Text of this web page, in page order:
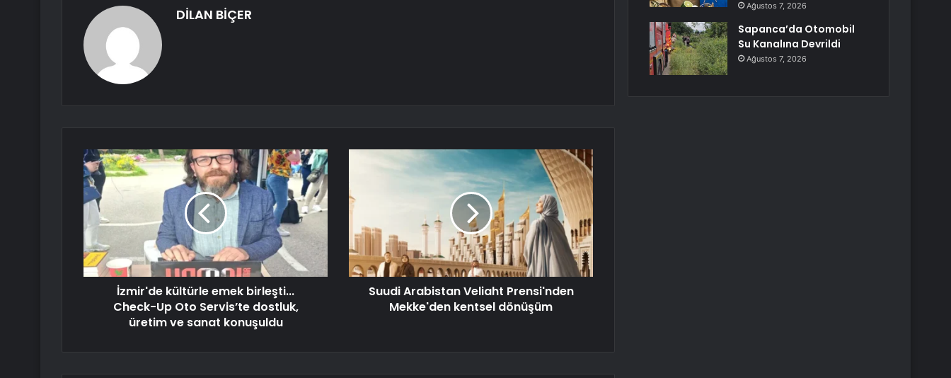
DİLAN BİÇER
İzmir'de kültürle emek birleşti...
Check-Up Oto Servis’te dostluk,
üretim ve sanat konuşuldu
Suudi Arabistan Veliaht Prensi'nden
Mekke'den kentsel dönüşüm
Ağustos 7, 2026
Sapanca’da Otomobil
Su Kanalına Devrildi
Ağustos 7, 2026